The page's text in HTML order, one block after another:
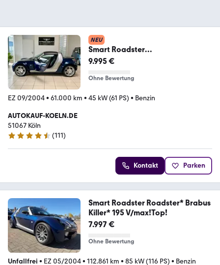
NEU
Smart Roadster
roadster/coupe/Nur
9.995 €
Ohne Bewertung
EZ 09/2004• 61.000 km • 45 kW (61 PS) • Benzin
AUTOKAUF-KOELN.DE
51067 Köln
4.7 Sterne
(111)
Kontakt Parken
Smart Roadster Roadster* Brabus
Killer* 195 V/max!Top!
7.997 €
Ohne Bewertung
Unfallfrei • EZ 05/2004• 112.861 km • 85 kW (116 PS) • Benzin